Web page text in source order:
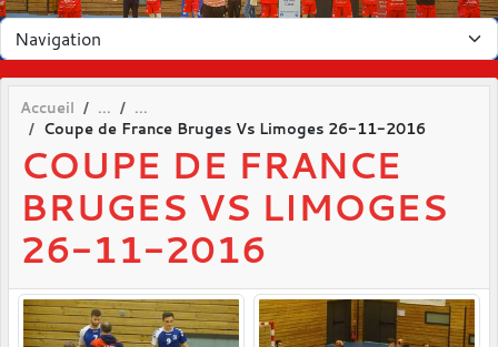
Accueil
Coupe de France Bruges Vs Limoges 26-11-2016
COUPE DE FRANCE
BRUGES VS LIMOGES
26-11-2016